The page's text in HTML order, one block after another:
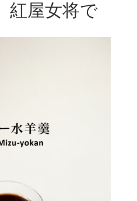
紅屋女将で